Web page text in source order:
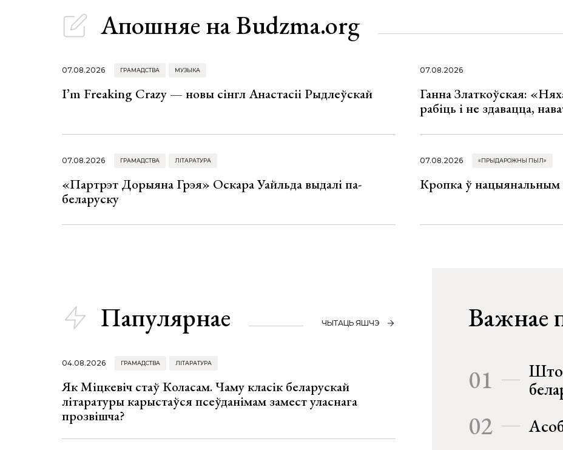
Апошняе на Budzma.org
07.08.2026 ГРАМАДСТВА МУЗЫКА
I’m Freaking Crazy — новы сінгл Анастасіі Рыдлеўскай
07.08.2026
Ганна Златкоўская:
рабіць і не здавацца,
07.08.2026 ГРАМАДСТВА ЛІТАРАТУРА
«Партрэт Дорыяна Грэя» Оскара Уайльда выдалі па-
беларуску
07.08.2026 «ПРЫДАРОЖНЫ ПЫЛ»
Кропка ў нацыянальным
Папулярнае ЧЫТАЦЬ ЯШЧЭ
04.08.2026 ГРАМАДСТВА ЛІТАРАТУРА
Як Міцкевіч стаў Коласам. Чаму класік беларускай
літаратуры карыстаўся псеўданімам замест уласнага
прозвішча?
Важнае
01
Што
02